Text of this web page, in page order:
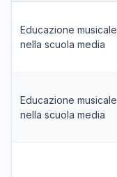
Educazione musicale
nella scuola media
Educazione musicale
nella scuola media